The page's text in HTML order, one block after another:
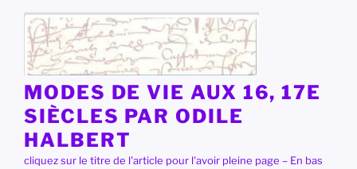
contenu
principal
MODES DE VIE AUX 16, 17E
SIÈCLES PAR ODILE
HALBERT
cliquez sur le titre de l'article pour l'avoir pleine page – En bas